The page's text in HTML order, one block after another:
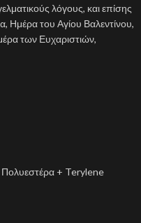
λόγους, και επίσης
Ημέρα του Αγίου Βαλεντίνου,
των Ευχαριστιών,
+ Terylene